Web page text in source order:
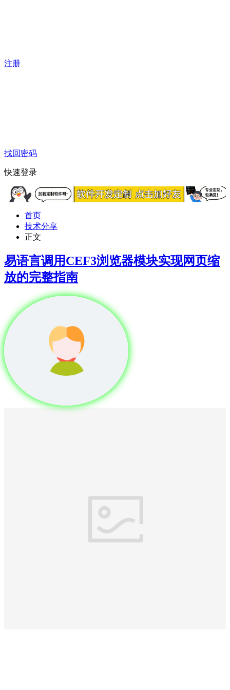
注册
找回密码
快速登录
首页
技术分享
正文
易语言调用CEF3浏览器模块实现网页缩
放的完整指南